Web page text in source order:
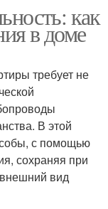
как
в доме
требует не
В этой
с помощью
сохраняя при
вид